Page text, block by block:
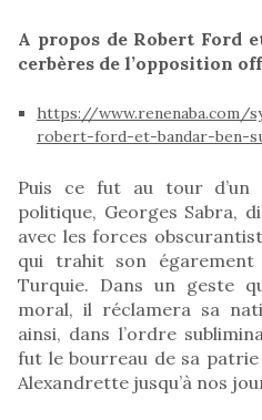
A propos de Robert Ford
cerbères de l’opposition
https://www.renenaba.com/
robert-ford-et-bandar-ben-
Puis ce fut au tour d’un
politique, Georges Sabra,
avec les forces
qui trahit son
Turquie. Dans un geste
moral, il réclamera sa
ainsi, dans l’ordre
fut le bourreau de sa patrie
Alexandrette jusqu’à nos